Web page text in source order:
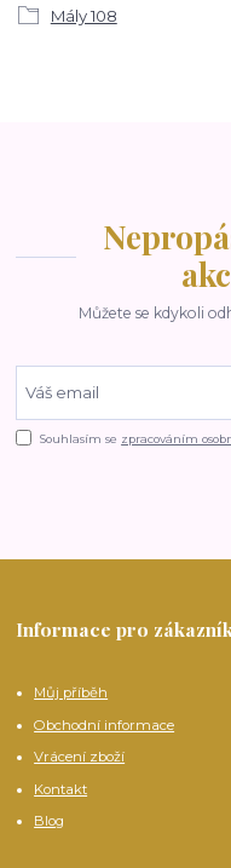
Mály 108
Můžete se kdykoli
Souhlasím se zpracováním
Informace pro
Můj příběh
Obchodní informace
Vrácení zboží
Kontakt
Blog